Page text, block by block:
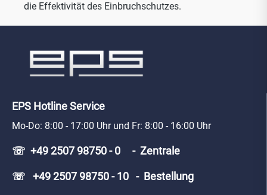
die Effektivität des Einbruchschutzes.
EPS Hotline Service
Mo-Do: 8:00 - 17:00 Uhr und Fr: 8:00 - 16:00 Uhr
☏ +49 2507 98750 - 0 - Zentrale
☏ +49 2507 98750 - 10 - Bestellung